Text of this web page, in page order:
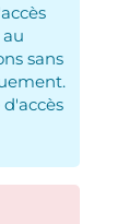
sans